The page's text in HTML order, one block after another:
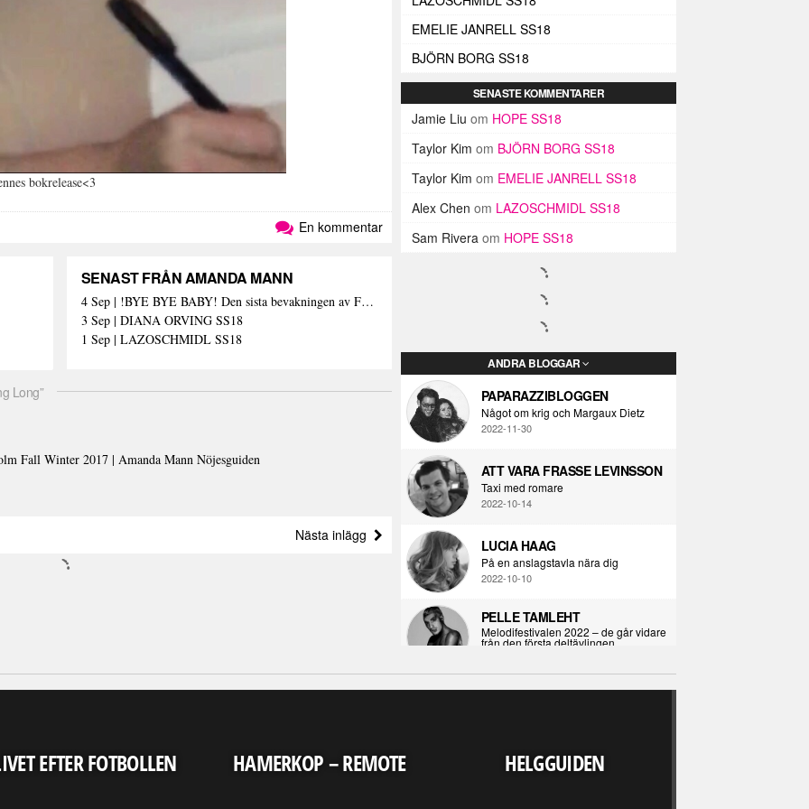
bokrelease<3
En kommentar
SENAST FRÅN AMANDA MANN
4 Sep | !BYE BYE BABY! Den sista bevakningen av Fashion Week Stockholm – och med den de sista skrivna orden (här)
3 Sep | DIANA ORVING SS18
1 Sep | LAZOSCHMIDL SS18
Long”
Fall Winter 2017 | Amanda Mann Nöjesguiden
Nästa inlägg
EMELIE JANRELL SS18
BJÖRN BORG SS18
SENASTE KOMMENTARER
Jamie Liu om HOPE SS18
Taylor Kim om BJÖRN BORG SS18
Taylor Kim om EMELIE JANRELL SS18
Alex Chen om LAZOSCHMIDL SS18
Sam Rivera om HOPE SS18
ANDRA BLOGGAR
PAPARAZZIBLOGGEN
Något om krig och Margaux Dietz
2022-11-30
ATT VARA FRASSE LEVINSSON
Taxi med romare
2022-10-14
LUCIA HAAG
På en anslagstavla nära dig
2022-10-10
PELLE TAMLEHT
Melodifestivalen 2022 – de går vidare
från den första deltävlingen
I KORPENS SKUGGA
ÖPPNA BOKEN
EFTER FOTBOLLEN HAMERKOP – REMOTE HELGGUIDEN